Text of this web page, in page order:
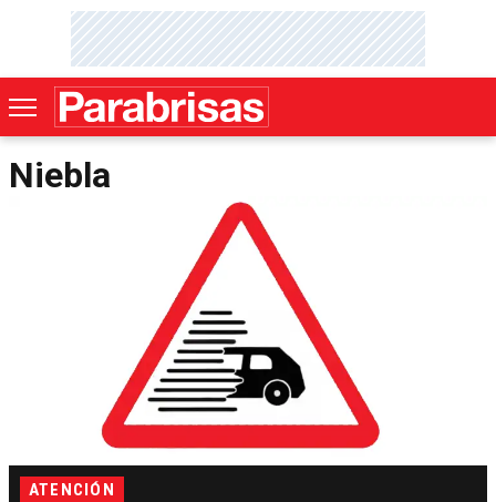
Niebla
ATENCIÓN